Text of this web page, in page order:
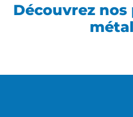
Découvrez